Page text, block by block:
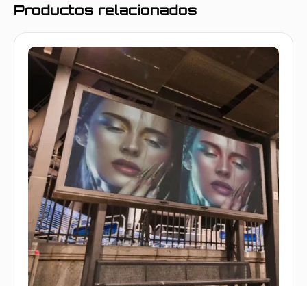
Productos relacionados